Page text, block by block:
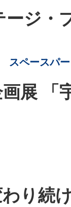
ージ・
スペースパ
展 「
り続